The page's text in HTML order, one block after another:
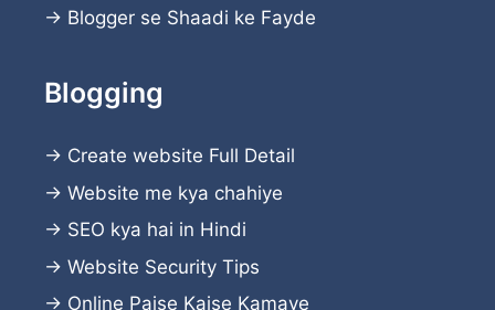
→ Blogger se Shaadi ke Fayde
Blogging
→ Create website Full Detail
→ Website me kya chahiye
→ SEO kya hai in Hindi
→ Website Security Tips
→ Online Paise Kaise Kamaye